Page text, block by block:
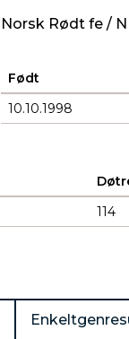
Norsk Rødt fe /
Født
10.10.1998
114